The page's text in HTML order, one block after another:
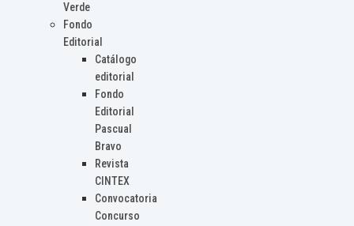
Verde
Fondo
Editorial
Catálogo
editorial
Fondo
Editorial
Pascual
Bravo
Revista
CINTEX
Convocatoria
Concurso